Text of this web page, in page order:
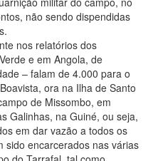
não sendo dispendidas
nos relatórios dos
e em Angola, de
– falam de 4.000 para o
ora na Ilha de Santo
de Missombo, em
Galinhas, na Guiné, ou seja,
em dar vazão a todos os
sido encarcerados nas várias